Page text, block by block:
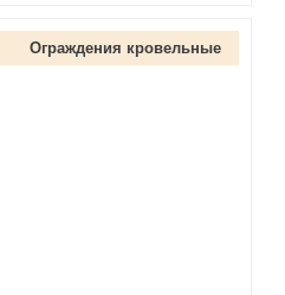
Ограждения кровельные